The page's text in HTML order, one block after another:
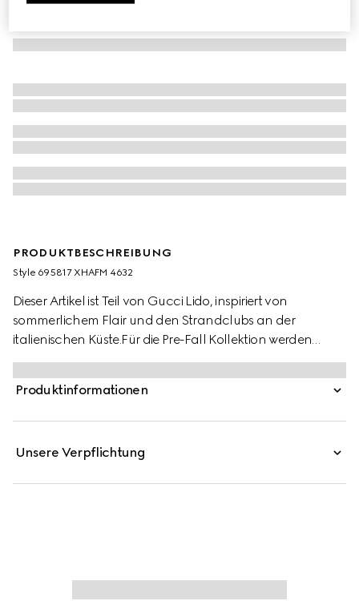
PRODUKTBESCHREIBUNG
Style ‎695817 XHAFM 4632
Dieser Artikel ist Teil von Gucci Lido, inspiriert von
sommerlichem Flair und den Strandclubs an der
italienischen Küste.Für die Pre-Fall Kollektion werden
symbolträchtige Codes des Hauses und raffinierte Muster
auf zeitgemäße Weise neu interpretiert. Dieser Badeanzug
aus GG Stretch-Jersey zeichnet sich durch ein
Produktinformationen
Unsere Verpflichtung